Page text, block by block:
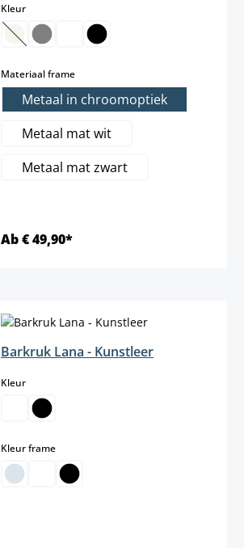
Kleurselect
(Deze optie is momenteel niet beschikbaar.)
Materiaal frameselect
Metaal in chroomoptiek
Metaal mat wit
Metaal mat zwart
Ab € 49,90*
Barkruk Lana - Kunstleer
Kleurselect
Kleur frameselect